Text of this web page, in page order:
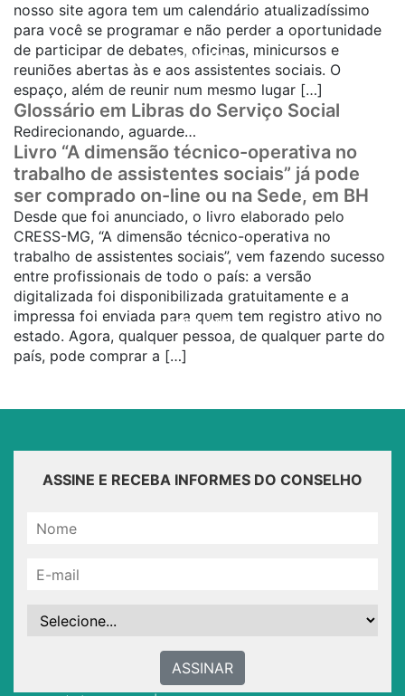
nosso site agora tem um calendário atualizadíssimo
para você se programar e não perder a oportunidade
de participar de debates, oficinas, minicursos e
reuniões abertas às e aos assistentes sociais. O
espaço, além de reunir num mesmo lugar […]
SAIBA MAIS...
Glossário em Libras do Serviço Social
Redirecionando, aguarde…
SAIBA MAIS...
Livro “A dimensão técnico-operativa no
trabalho de assistentes sociais” já pode
ser comprado on-line ou na Sede, em BH
Desde que foi anunciado, o livro elaborado pelo
CRESS-MG, “A dimensão técnico-operativa no
trabalho de assistentes sociais”, vem fazendo sucesso
entre profissionais de todo o país: a versão
digitalizada foi disponibilizada gratuitamente e a
impressa foi enviada para quem tem registro ativo no
estado. Agora, qualquer pessoa, de qualquer parte do
país, pode comprar a […]
SAIBA MAIS...
ASSINE E RECEBA INFORMES DO CONSELHO
ASSINAR